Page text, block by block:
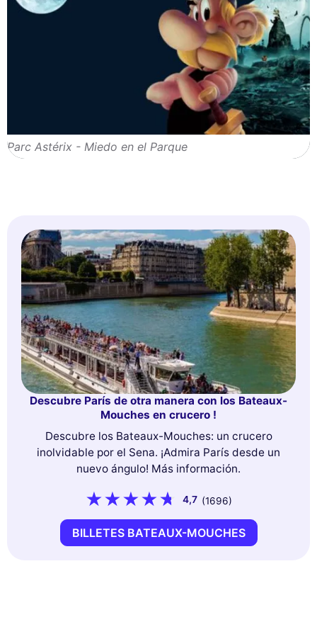
Parc Astérix - Miedo en el Parque
Descubre París de otra manera con los Bateaux-
Mouches en crucero !
Descubre los Bateaux-Mouches: un crucero
inolvidable por el Sena. ¡Admira París desde un
nuevo ángulo! Más información.
4,7 (1696)
BILLETES BATEAUX-MOUCHES